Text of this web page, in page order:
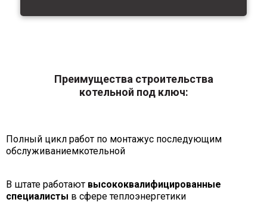
Преимущества строительства
котельной под ключ:
Полный цикл работ по монтажус последующим
обслуживаниемкотельной
В штате работают высококвалифицированные
специалисты в сфере теплоэнергетики